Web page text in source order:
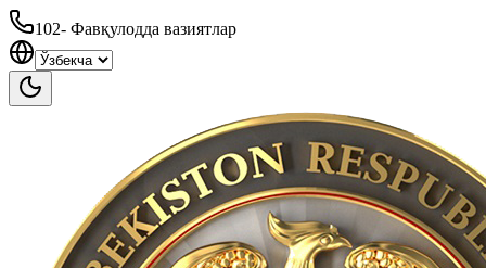
102- Фавқулодда вазиятлар